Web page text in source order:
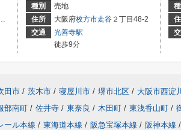
種別
売地
住所
大阪府枚方市走谷 ２丁目48-2
交通
光善寺駅
徒歩9分
田市 / 茨木市 / 寝屋川市 / 堺市北区 / 大阪市西淀
部南町 / 佐井寺 / 東奈良 / 木田町 / 東浅香山町 /
ール本線 / 東海道本線 / 阪急宝塚本線 / 阪神本線 /